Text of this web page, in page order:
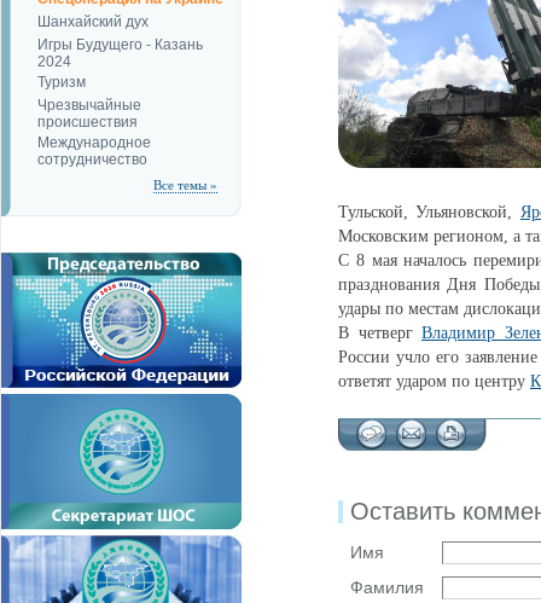
Шанхайский дух
Игры Будущего - Казань
2024
Туризм
Чрезвычайные
происшествия
Международное
сотрудничество
Все темы »
Тульской, Ульяновской,
Московским регионом, а
С 8 мая началось
празднования Дня
удары по местам
В четвергВладимир
России учло его
ответят ударом по центру
Оставить
Имя
Фамилия